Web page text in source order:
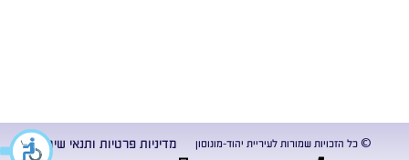
© כל הזכויות שמורות לעיריית יהוד-מונוסון מדיניות פרטיות ותנאי שימוש